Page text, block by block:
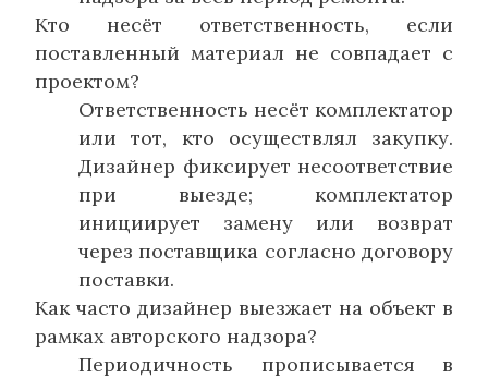
Кто несёт ответственность, если
поставленный материал не совпадает с
проектом?
Ответственность несёт комплектатор
или тот, кто осуществлял закупку.
Дизайнер фиксирует несоответствие
при выезде; комплектатор
инициирует замену или возврат
через поставщика согласно договору
поставки.
Как часто дизайнер выезжает на объект в
рамках авторского надзора?
Периодичность прописывается в